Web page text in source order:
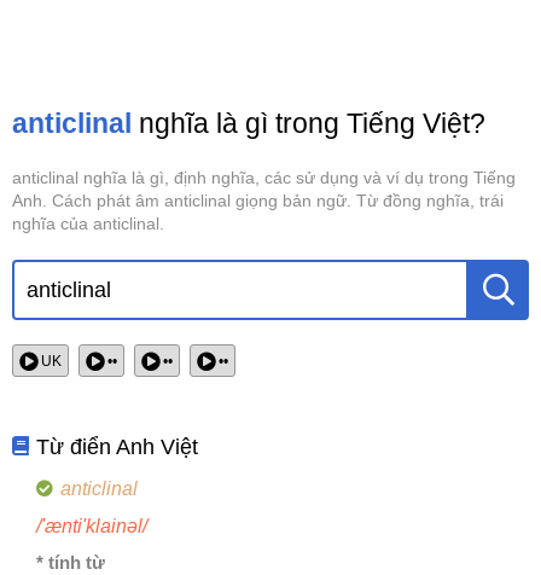
anticlinal nghĩa là gì trong Tiếng Việt?
anticlinal nghĩa là gì, định nghĩa, các sử dụng và ví dụ trong Tiếng
Anh. Cách phát âm anticlinal giọng bản ngữ. Từ đồng nghĩa, trái
nghĩa của anticlinal.
UK •• •• ••
Từ điển Anh Việt
anticlinal
/'ænti'klainəl/
* tính từ